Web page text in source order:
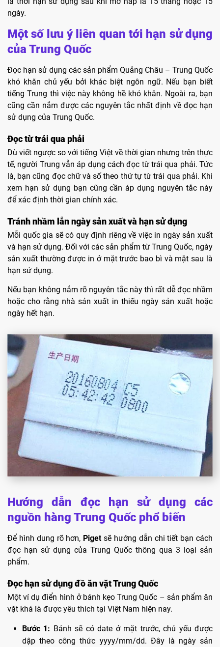
ngày.
Một số lưu ý liên quan tới hạn sử dụng
của Trung Quốc
Đọc hạn sử dụng các sản phẩm Quảng Châu – Trung Quốc
khó khăn chủ yếu bởi khác biệt ngôn ngữ. Nếu bạn biết
tiếng Trung thì việc này không hề khó khăn. Ngoài ra, bạn
cũng cần nắm được các nguyên tắc nhất định về đọc hạn
sử dụng của Trung Quốc.
Đọc từ trái qua phải
Dù viết ngược so với tiếng Việt về thời gian nhưng trên thực
tế, người Trung vẫn áp dụng cách đọc từ trái qua phải. Tức
là, bạn cũng đọc chữ và số theo thứ tự từ trái qua phải. Khi
xem hạn sử dụng bạn cũng cần áp dụng nguyên tắc này
để xác định thời gian chính xác.
Tránh nhầm lẫn ngày sản xuất và hạn sử dụng
Mỗi quốc gia sẽ có quy định riêng về việc in ngày sản xuất
và hạn sử dụng. Đối với các sản phẩm từ Trung Quốc, ngày
sản xuất thường được in ở mặt trước bao bì và mặt sau là
hạn sử dụng.
Nếu bạn không nắm rõ nguyên tắc này thì rất dễ đọc nhầm
hoặc cho rằng nhà sản xuất in thiếu ngày sản xuất hoặc
ngày hết hạn.
Hướng dẫn đọc hạn sử dụng các
nguồn hàng Trung Quốc phổ biến
Để hình dung rõ hơn, Pigetsẽ hướng dẫn chi tiết bạn cách
đọc hạn sử dụng của Trung Quốc thông qua 3 loại sản
phẩm.
Đọc hạn sử dụng đồ ăn vặt Trung Quốc
Một ví dụ điển hình ở bánh kẹo Trung Quốc – sản phẩm ăn
vặt khá là được yêu thích tại Việt Nam hiện nay.
Bước 1: Bánh sẽ có date ở mặt trước, chủ yếu được
dập theo công thức yyyy/mm/dd. Đây là ngày sản